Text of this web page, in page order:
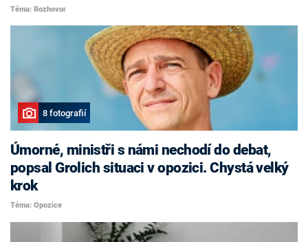
Téma: Rozhovor
8 fotografií
Úmorné, ministři s námi nechodí do debat,
popsal Grolich situaci v opozici. Chystá velký
krok
Téma: Opozice